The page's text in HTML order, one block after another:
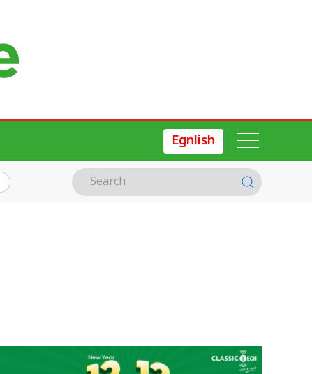
Egnlish